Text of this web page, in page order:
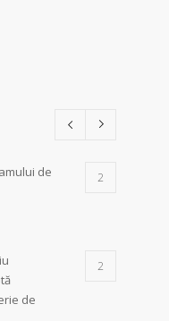
de
2
de
2